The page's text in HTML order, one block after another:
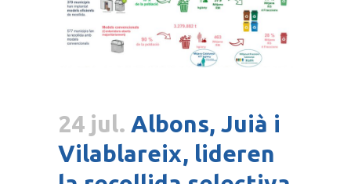
24 jul. Albons, Juià i
Vilablareix, lideren